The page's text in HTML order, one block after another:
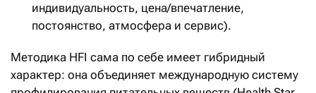
индивидуальность, цена/впечатление,
постоянство, атмосфера и сервис).
Методика HFI сама по себе имеет гибридный
характер: она объединяет международную систему